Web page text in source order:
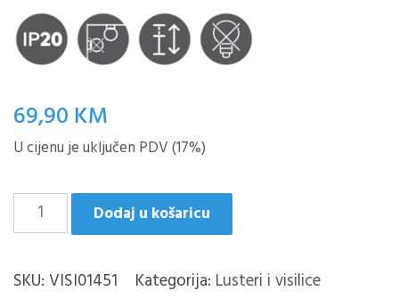
69,90 KM
U cijenu je uključen PDV (17%)
BIDAR-
1
COFFE
Dodaj u košaricu
SKU: VISI01451 Kategorija: Lusteri i visilice